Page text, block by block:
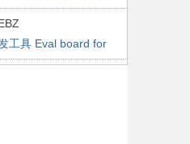
工具 Eval board for